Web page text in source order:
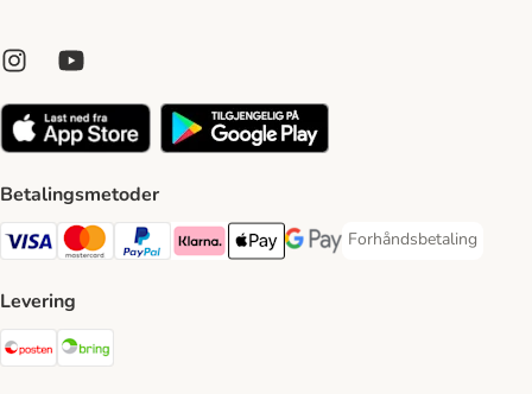
Betalingsmetoder
Visa Payment Method
Mastercard Payment Method
PayPal Payment Method
Klarna Payment Method
Apple Pay Payment Method
Google Pay Payment Method
Forhåndsbetaling
Forhåndsbetaling
Levering
Posten Shipping Method